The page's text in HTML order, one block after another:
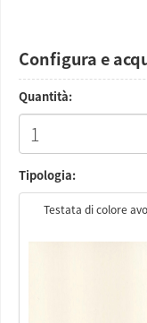
Configura e
Quantità:
Tipologia:
Testata di colore